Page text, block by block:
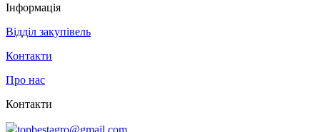
Інформація
Відділ закупівель
Контакти
Про нас
Контакти